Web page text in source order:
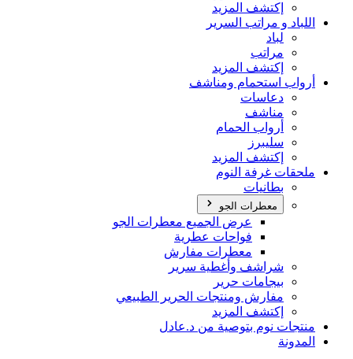
إكتشف المزيد
اللباد و مراتب السرير
لباد
مراتب
إكتشف المزيد
أرواب استحمام ومناشف
دعاسات
مناشف
أرواب الحمام
سليبرز
إكتشف المزيد
ملحقات غرفة النوم
بطانيات
معطرات الجو
عرض الجميع معطرات الجو
فواحات عطرية
معطرات مفارش
شراشف وأغطية سرير
بيجامات حرير
مفارش ومنتجات الحرير الطبيعي
إكتشف المزيد
منتجات نوم بتوصية من د.عادل
المدونة